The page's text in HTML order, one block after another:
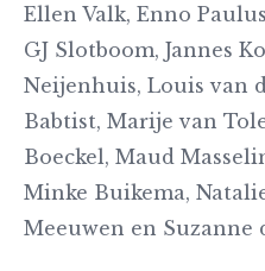
Ellen Valk, Enno
GJ Slotboom, Jannes
Neijenhuis, Louis van
Babtist, Marije van
Boeckel, Maud
Minke Buikema,
Meeuwen en Suzanne